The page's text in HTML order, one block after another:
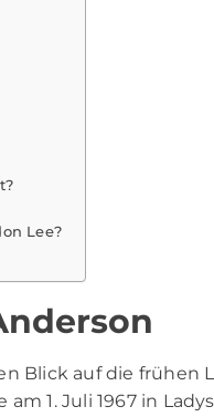
Lee?
Blick auf die frühen
1. Juli 1967 in